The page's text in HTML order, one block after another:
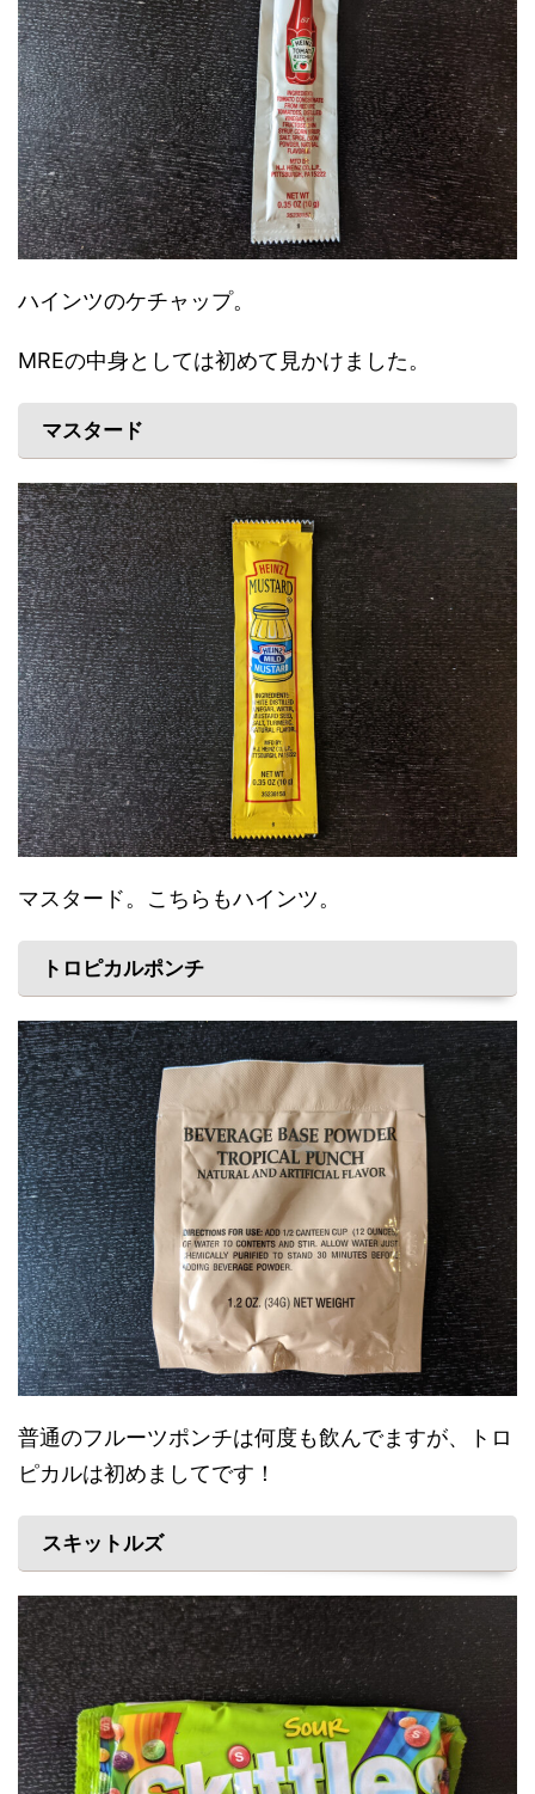
ハインツのケチャップ。
MREの中身としては初めて見かけました。
マスタード
マスタード。こちらもハインツ。
トロピカルポンチ
普通のフルーツポンチは何度も飲んでますが、トロ
ピカルは初めましてです！
スキットルズ